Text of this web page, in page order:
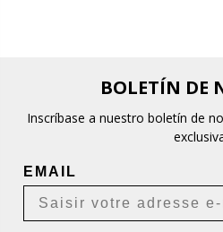
BOLETÍN DE
Inscríbase a nuestro boletín de
EMAIL